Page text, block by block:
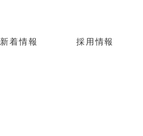
新着情報 採用情報